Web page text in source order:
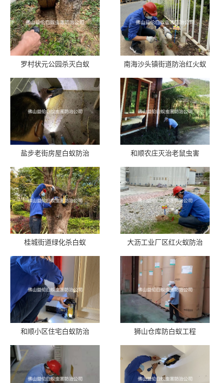
罗村状元公园杀灭白蚁 南海沙头镇街道防治红火蚁
盐步老街房屋白蚁防治 和顺农庄灭治老鼠虫害
桂城街道绿化杀白蚁 大沥工业厂区红火蚁防治
和顺小区住宅白蚁防治 狮山仓库防白蚁工程